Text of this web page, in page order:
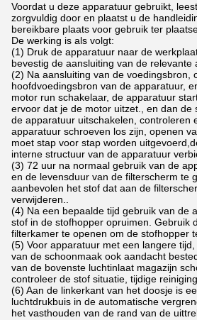
Voordat u deze apparatuur gebruikt,
zorgvuldig door en plaatst u de
bereikbare plaats voor gebruik ter
De werking is als volgt:
(1) Druk de apparatuur naar de
bevestig de aansluiting van de relevante
(2) Na aansluiting van de voedingsbron,
hoofdvoedingsbron van de apparatuur,
motor run schakelaar, de apparatuur
ervoor dat je de motor uitzet., en dan de
de apparatuur uitschakelen, controleren
apparatuur schroeven los zijn, openen
moet stap voor stap worden
interne structuur van de apparatuur
(3) 72 uur na normaal gebruik van de
en de levensduur van de filterscherm te
aanbevolen het stof dat aan de
verwijderen..
(4) Na een bepaalde tijd gebruik van de
stof in de stofhopper opruimen. Gebruik
filterkamer te openen om de stofhopper
(5) Voor apparatuur met een langere
van de schoonmaak ook aandacht
van de bovenste luchtinlaat magazijn
controleer de stof situatie, tijdige reiniging.
(6) Aan de linkerkant van het doosje is
luchtdrukbuis in de automatische
het vasthouden van de rand van de